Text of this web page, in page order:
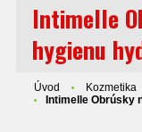
Intimelle
hygienu
Úvod Kozmetika
Intimelle Obrúsky